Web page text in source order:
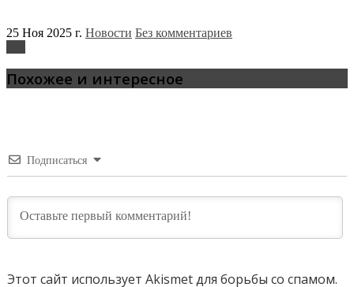
25 Ноя 2025 г. Новости Без комментариев
Похожее и интересное
Подписаться
Этот сайт использует Akismet для борьбы со спамом.